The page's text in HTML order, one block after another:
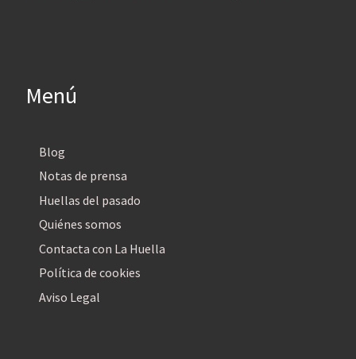
Menú
Blog
Notas de prensa
Huellas del pasado
Quiénes somos
Contacta con La Huella
Política de cookies
Aviso Legal